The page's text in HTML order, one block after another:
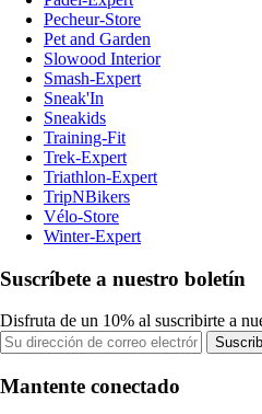
Pecheur-Store
Pet and Garden
Slowood Interior
Smash-Expert
Sneak'In
Sneakids
Training-Fit
Trek-Expert
Triathlon-Expert
TripNBikers
Vélo-Store
Winter-Expert
Suscríbete a nuestro boletín
Disfruta de un 10% al suscribirte a
Mantente conectado